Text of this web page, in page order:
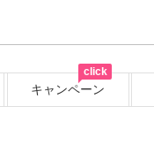
キャンペーン
click